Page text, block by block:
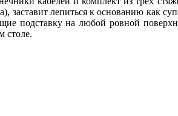
заставит лепиться к основанию как
подставку на любой ровной
столе.